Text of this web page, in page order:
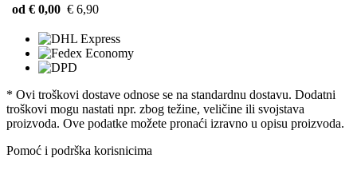
od € 0,00 € 6,90
* Ovi troškovi dostave odnose se na standardnu ​​dostavu. Dodatni
troškovi mogu nastati npr. zbog težine, veličine ili svojstava
proizvoda. Ove podatke možete pronaći izravno u opisu proizvoda.
Pomoć i podrška korisnicima